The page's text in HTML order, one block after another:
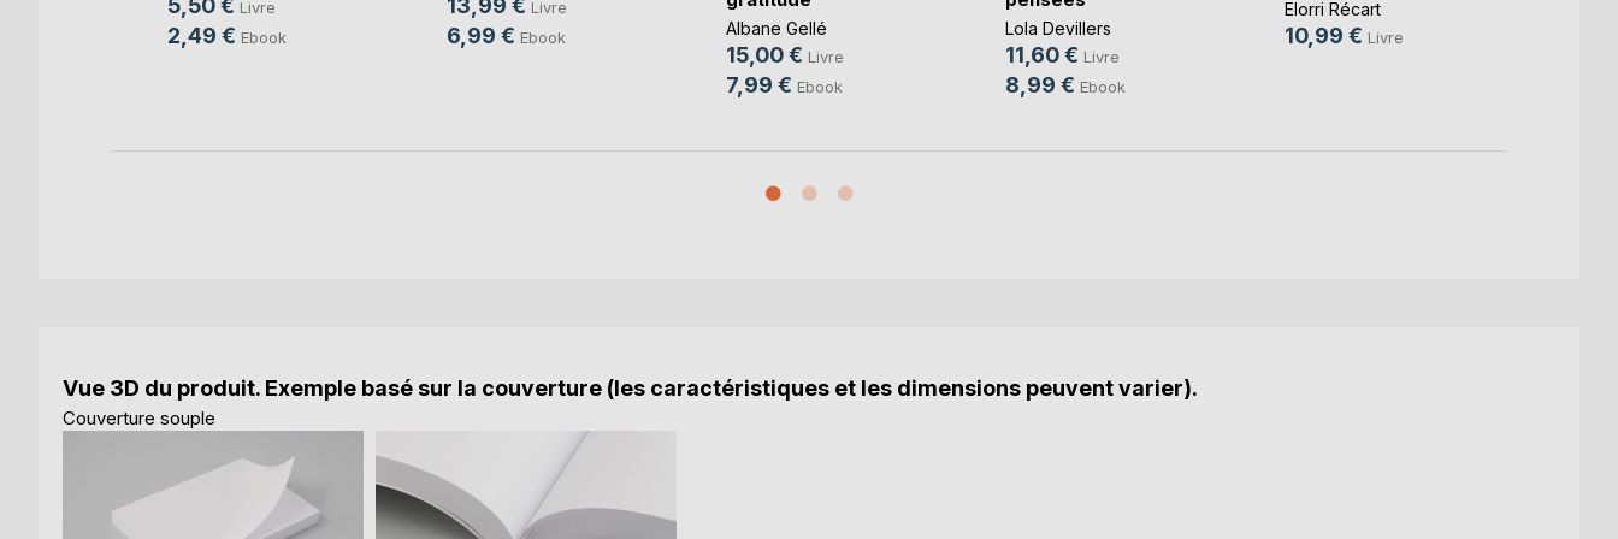
Livre
2,49 € Ebook
Livre
6,99 € Ebook Albane Gellé
15,00 € Livre
7,99 € Ebook
Lola Devillers
11,60 € Livre
8,99 € Ebook
Elorri Récart
10,99 € Livre
Vue 3D du produit. Exemple basé sur la couverture (les caractéristiques et les dimensions peuvent varier).
Couverture souple